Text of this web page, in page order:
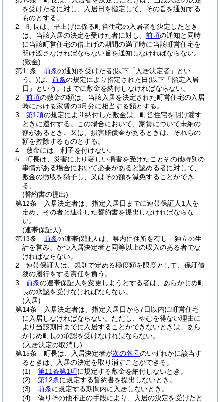
を受けた者に対し、入居日を指定して、その旨を通知する
ものとする。
2
町長は、借上げに係る町営住宅の入居者を決定したとき
は、当該入居の決定を受けた者に対し、 前項の通知と同時
に当該町営住宅の借上げの期間の満了時に当該町営住宅を
明け渡さなければならない旨を通知しなければならない。
(敷金)
第11条
前条の通知を受けた者(以下「入居決定者」とい
う。)は、 前条の規定により指定された日(以下「指定入居
日」という。) までに敷金を納付しなければならない。
2
前項の敷金の額は、当該入居を決定された町営住宅の入居
時における家賃の3月分に相当する額とする。
3
第1項の規定により納付した敷金は、町営住宅を明け渡す
ときに還付する。
この場合において、家賃について未納の
額があるとき、又は、損害賠償金があるときは、それらの
額を控除するものとする。
4
敷金には、利子を付けない。
5
町長は、災害により著しい損害を受けたことその他特別の
事情がある場合において必要があると認める者に対して、
敷金の徴収を猶予し、又はその額を減免することができ
る。
(誓約書の提出)
第12条
入居決定者は、指定入居日までに連帯保証人1人を
定め、その者と連帯した誓約書を提出しなければならな
い。
(連帯保証人)
第13条
前条の連帯保証人は、県内に住所を有し、独立の生
計を営み、かつ入居決定者と同等以上の収入のある者でな
ければならない。
2
連帯保証人は、規則で定める極度額を限度として、保証債
務の履行をする責任を負う。
3
前条の連帯保証人を変更しようとする者は、あらかじめ町
長の承認を受けなければならない。
(入居)
第14条
入居決定者は、指定入居日から7日以内に町営住宅
に入居しなければならない。 ただし、やむを得ない理由に
より当該期日までに入居することができないときは、あら
かじめ町長の承認を受けなければならない。
(入居決定の取消し)
第15条
町長は、入居決定者が次の各号のいずれかに該当す
るときは、入居の決定を取り消すことができる。
(1)
第11条第1項に規定する敷金を納付しないとき。
(2)
第12条に規定する誓約書を提出しないとき。
(3)
前条に規定する期間内に入居しないとき。
(4)
偽りその他不正の手段により、入居の決定を受けたと